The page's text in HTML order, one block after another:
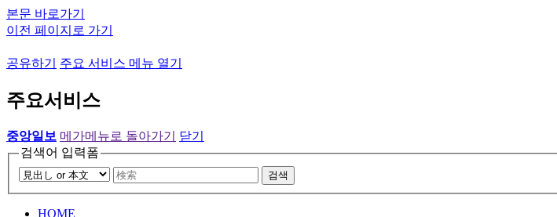
본문 바로가기
이전 페이지로 가기
공유하기 주요 서비스 메뉴 열기
주요서비스
중앙일보 메가메뉴로 돌아가기
닫기
검색어 입력폼
검색
HOME